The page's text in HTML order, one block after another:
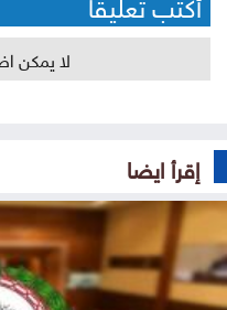
لا يمكن
إقرأ ايضا